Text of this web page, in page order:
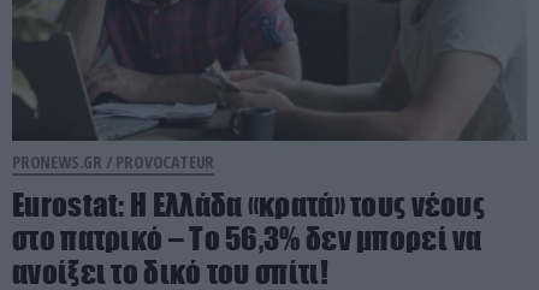
PRONEWS.GR / PROVOCATEUR
Eurostat: Η Ελλάδα «κρατά» τους νέους
στο πατρικό – Το 56,3% δεν μπορεί να
ανοίξει το δικό του σπίτι!